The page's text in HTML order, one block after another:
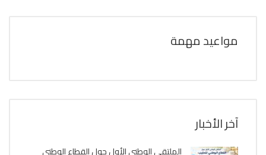
مواعيد مهمة
آخر الأخبار
الملتقى الوطني الأول حول القطاع الوطني